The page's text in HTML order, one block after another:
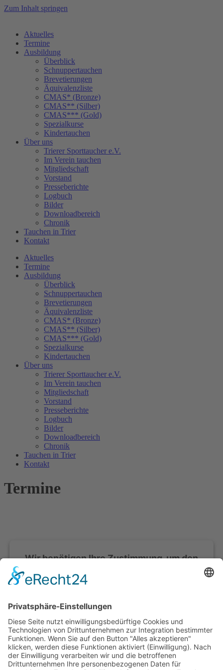
Zum Inhalt springen
Aktuelles
Termine
Ausbildung
Überblick
Schnuppertauchen
Brevetierungen
Äquivalenzliste
CMAS* (Bronze)
CMAS** (Silber)
CMAS*** (Gold)
Spezialkurse
Kindertauchen
Über uns
Trierer Sporttaucher e.V.
Im Verein tauchen
Mitgliedschaft
Vorstand
Presseberichte
Logbuch
Bilder
Downloadbereich
Chronik
Tauchen in Trier
Kontakt
Aktuelles
Termine
Ausbildung
Überblick
Schnuppertauchen
Brevetierungen
Äquivalenzliste
CMAS* (Bronze)
CMAS** (Silber)
CMAS*** (Gold)
Spezialkurse
Kindertauchen
Über uns
Trierer Sporttaucher e.V.
Im Verein tauchen
Mitgliedschaft
Vorstand
Presseberichte
Logbuch
Bilder
Downloadbereich
Chronik
Tauchen in Trier
Kontakt
Termine
Wir benötigen Ihre Zustimmung, um den
einzubetten. Dieser Service kann Daten zu Ihren
Aktivitäten sammeln. Bitte lesen Sie die Details durch
und stimmen Sie der Nutzung des Service zu, um
diese Inhalte anzuzeigen.
Mehr Informationen